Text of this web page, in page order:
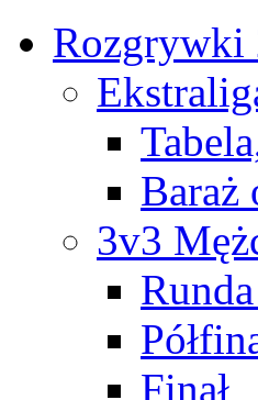
Rozgrywki
Baraż
3v3
Finał